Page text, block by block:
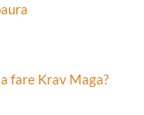
fare Krav Maga?